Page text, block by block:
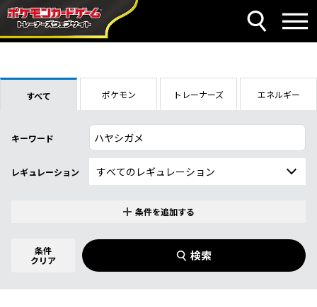
すべて ポケモン トレーナーズ エネルギー
キーワード
レギュレーション
商品名
イラストレーター
条件を追加する
条件
クリア
検索